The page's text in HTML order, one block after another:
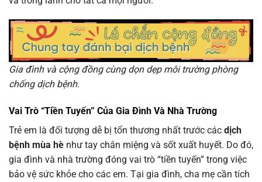
Gia đình và cộng đồng cùng dọn dẹp môi trường phòng
chống dịch bệnh.
Vai Trò “Tiền Tuyến” Của Gia Đình Và Nhà Trường
Trẻ em là đối tượng dễ bị tổn thương nhất trước các dịch
bệnh mùa hè như tay chân miệng và sốt xuất huyết. Do đó,
gia đình và nhà trường đóng vai trò “tiền tuyến” trong việc
bảo vệ sức khỏe cho các em. Tại gia đình, cha mẹ cần tích